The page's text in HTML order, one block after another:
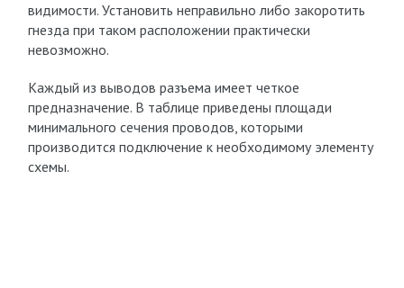
видимости. Установить неправильно либо закоротить
гнезда при таком расположении практически
невозможно.
Каждый из выводов разъема имеет четкое
предназначение. В таблице приведены площади
минимального сечения проводов, которыми
производится подключение к необходимому элементу
схемы.